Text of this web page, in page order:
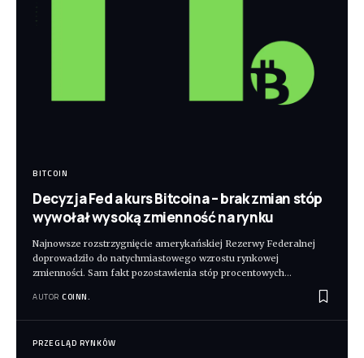
BITCOIN
Decyzja Fed a kurs Bitcoina – brak zmian stóp
wywołał wysoką zmienność na rynku
Najnowsze rozstrzygnięcie amerykańskiej Rezerwy Federalnej
doprowadziło do natychmiastowego wzrostu rynkowej
zmienności. Sam fakt pozostawienia stóp procentowych…
AUTOR COINN.
PRZEGLĄD RYNKÓW